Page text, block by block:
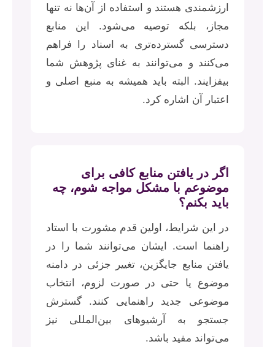
ارزشمندی هستند و استفاده از آن‌ها نه تنها
مجاز، بلکه توصیه می‌شود. این منابع
دسترسی گسترده‌تری به اسناد را فراهم
می‌کنند و می‌توانند به غنای پژوهش شما
بیفزایند. البته باید همیشه به منبع اصلی و
اعتبار آن اشاره کرد.
اگر در یافتن منابع کافی برای
موضوعم با مشکل مواجه شوم، چه
باید بکنم؟
در این شرایط، اولین قدم مشورت با استاد
راهنما است. ایشان می‌توانند شما را در
یافتن منابع جایگزین، تغییر جزئی در دامنه
موضوع یا حتی در صورت لزوم، انتخاب
موضوعی جدید راهنمایی کنند. گسترش
جستجو به آرشیوهای بین‌المللی نیز
می‌تواند مفید باشد.